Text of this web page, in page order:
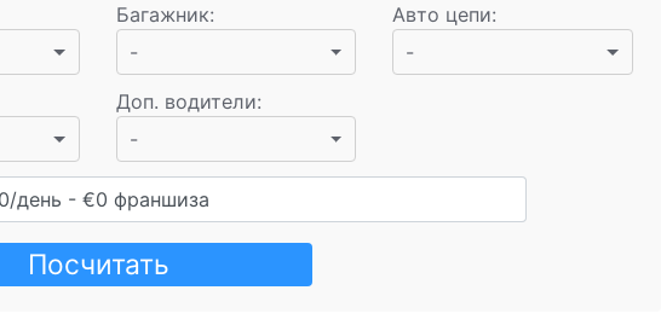
Багажник:
-
Авто цепи:
-
Доп. водители:
-
0/день - €0 франшиза
Посчитать